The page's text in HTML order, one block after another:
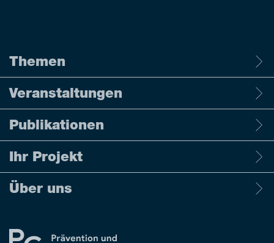
Themen
Veranstaltungen
Publikationen
Ihr Projekt
Über uns